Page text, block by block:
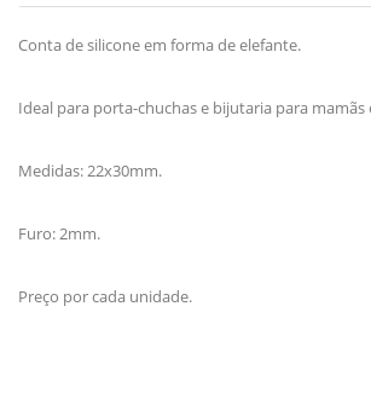
Conta de silicone em forma de elefante.
Ideal para porta-chuchas e bijutaria para mamãs
Medidas: 22x30mm.
Furo: 2mm.
Preço por cada unidade.